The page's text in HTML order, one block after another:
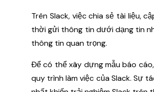
Trên Slack, việc chia sẻ tài liệu,
thời gửi thông tin dưới dạng tin
thông tin quan trọng.
Để có thể xây dựng mẫu báo
quy trình làm việc của Slack. Sự